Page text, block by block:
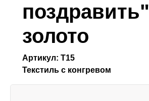
поздравить"
золото
Артикул: Т15
Текстиль с конгревом